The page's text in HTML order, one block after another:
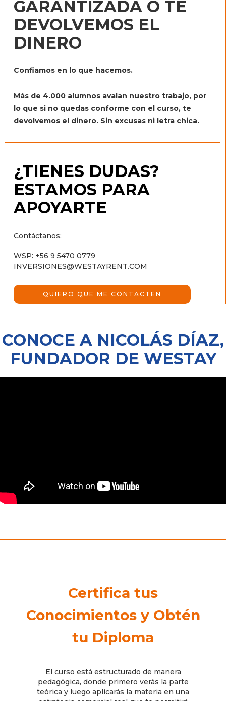
GARANTIZADA O TE
DEVOLVEMOS EL
DINERO
Confiamos en lo que hacemos.
Más de 4.000 alumnos avalan nuestro trabajo, por
lo que si no quedas conforme con el curso, te
devolvemos el dinero. Sin excusas ni letra chica.
¿TIENES DUDAS?
ESTAMOS PARA
APOYARTE
Contáctanos:
WSP: +56 9 5470 0779
INVERSIONES@WESTAYRENT.COM
QUIERO QUE ME CONTACTEN
CONOCE A NICOLÁS DÍAZ,
FUNDADOR DE WESTAY
Certifica tus
Conocimientos y Obtén
tu Diploma
El curso está estructurado de manera
pedagógica, donde primero verás la parte
teórica y luego aplicarás la materia en una